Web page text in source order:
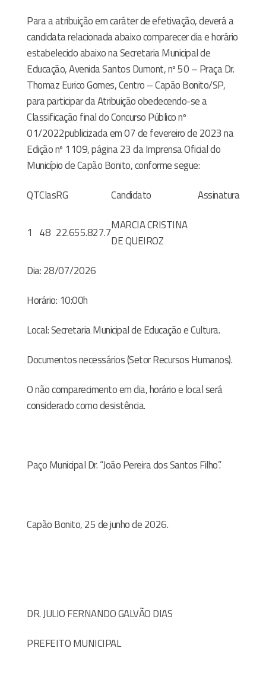
Para a atribuição em caráter de efetivação, deverá a
candidata relacionada abaixo comparecer dia e horário
estabelecido abaixo naSecretaria Municipal de
Educação, Avenida Santos Dumont, nº 50 – Praça Dr.
Thomaz Eurico Gomes, Centro – Capão Bonito/SP,
para participar da Atribuiçãoobedecendo-se a
Classificação final do Concurso Público nº
01/2022publicizadaem 07 de fevereiro de 2023 na
Edição nº 1109, página 23 da Imprensa Oficial do
Município de Capão Bonito, conforme segue:
QTClasRG Candidato Assinatura
1 48 22.655.827.7MARCIA CRISTINA
DE QUEIROZ
Dia:28/07/2026
Horário: 10:00h
Local:Secretaria Municipal de Educação e Cultura.
Documentosnecessários(SetorRecursos Humanos).
O não comparecimento em dia, horário e local será
considerado como desistência.
Paço Municipal Dr. “João Pereira dos Santos Filho”.
Capão Bonito,25de junho de 2026.
DR. JULIO FERNANDO GALVÃO DIAS
PREFEITO MUNICIPAL